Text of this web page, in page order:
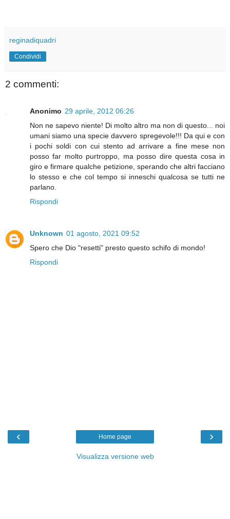
reginadiquadri
Condividi
2 commenti:
Anonimo 29 aprile, 2012 06:26
Non ne sapevo niente! Di molto altro ma non di questo... noi
umani siamo una specie davvero spregevole!!! Da qui e con
i pochi soldi con cui stento ad arrivare a fine mese non
posso far molto purtroppo, ma posso dire questa cosa in
giro e firmare qualche petizione, sperando che altri facciano
lo stesso e che col tempo si inneschi qualcosa se tutti ne
parlano.
Rispondi
Unknown 01 agosto, 2021 09:52
Spero che Dio "resetti" presto questo schifo di mondo!
Rispondi
‹ ›
Home page
Visualizza versione web